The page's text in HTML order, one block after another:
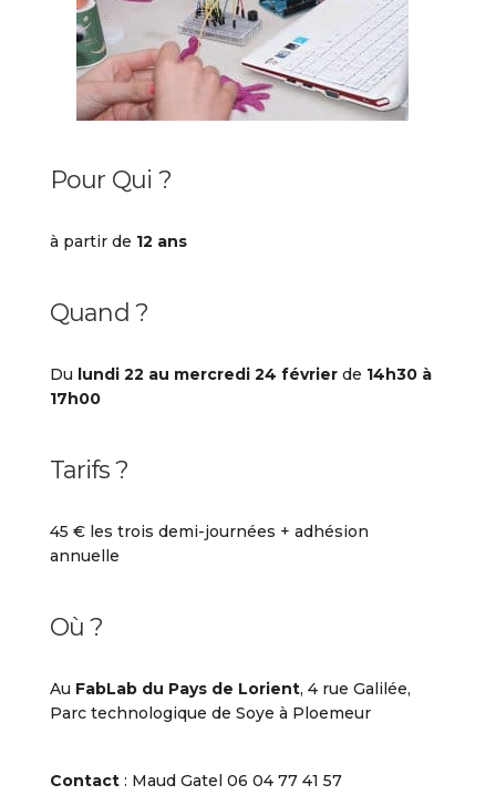
Pour Qui ?
à partir de 12 ans
Quand ?
Du lundi 22 au mercredi 24 févrierde 14h30 à
17h00
Tarifs ?
45 € les trois demi-journées + adhésion
annuelle
Où ?
Au FabLab du Pays de Lorient, 4 rue Galilée,
Parc technologique de Soye à Ploemeur
Contact: Maud Gatel 06 04 77 41 57